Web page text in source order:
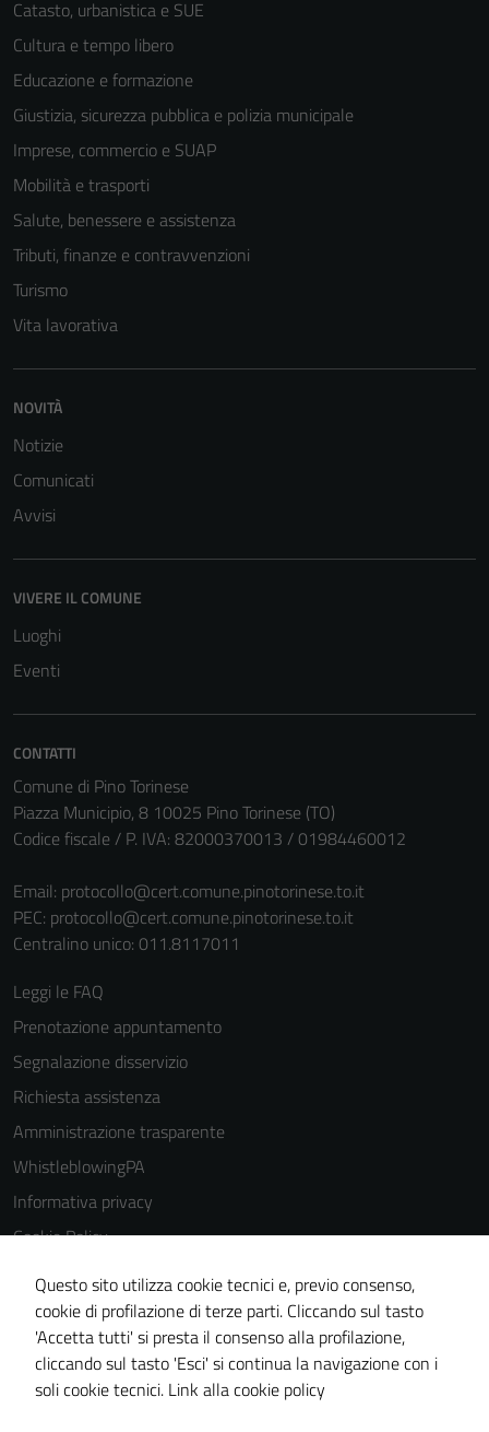
Catasto, urbanistica e SUE
Cultura e tempo libero
Educazione e formazione
Giustizia, sicurezza pubblica e polizia municipale
Imprese, commercio e SUAP
Mobilità e trasporti
Salute, benessere e assistenza
Tributi, finanze e contravvenzioni
Turismo
Vita lavorativa
NOVITÀ
Notizie
Comunicati
Avvisi
VIVERE IL COMUNE
Luoghi
Eventi
CONTATTI
Comune di Pino Torinese
Piazza Municipio, 8 10025 Pino Torinese (TO)
Codice fiscale / P. IVA: 82000370013 / 01984460012
Email: protocollo@cert.comune.pinotorinese.to.it
PEC: protocollo@cert.comune.pinotorinese.to.it
Centralino unico: 011.8117011
Leggi le FAQ
Prenotazione appuntamento
Segnalazione disservizio
Richiesta assistenza
Amministrazione trasparente
WhistleblowingPA
Informativa privacy
Cookie Policy
Dichiarazione di accessibilità
Piano di miglioramento del sito
Certificazione sistema gestione qualità
Questo sito utilizza cookie tecnici e, previo consenso,
cookie di profilazione di terze parti. Cliccando sul tasto
'Accetta tutti' si presta il consenso alla profilazione,
cliccando sul tasto 'Esci' si continua la navigazione con i
soli cookie tecnici. Link alla cookie policy
non raccolgono
informazioni